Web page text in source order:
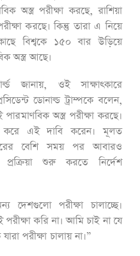
অস্ত্র পরীক্ষা করছে, রাশিয়া
করছে। কিন্তু তারা এ নিয়ে
বিশ্বকে ১৫০ বার উড়িয়ে
অস্ত্র আছে।
জানায়, ওই সাক্ষাৎকারে
ডোনাল্ড ট্রাম্পকে বলেন,
অস্ত্র পরীক্ষা করছে।
করে এই দাবি করেন। মূলত
বেশি সময় পর আবারও
প্রক্রিয়া শুরু করতে নির্দেশ
দেশগুলো পরীক্ষা চালাচ্ছে।
করি না। আমি চাই না যে
পরীক্ষা চালায় না।”